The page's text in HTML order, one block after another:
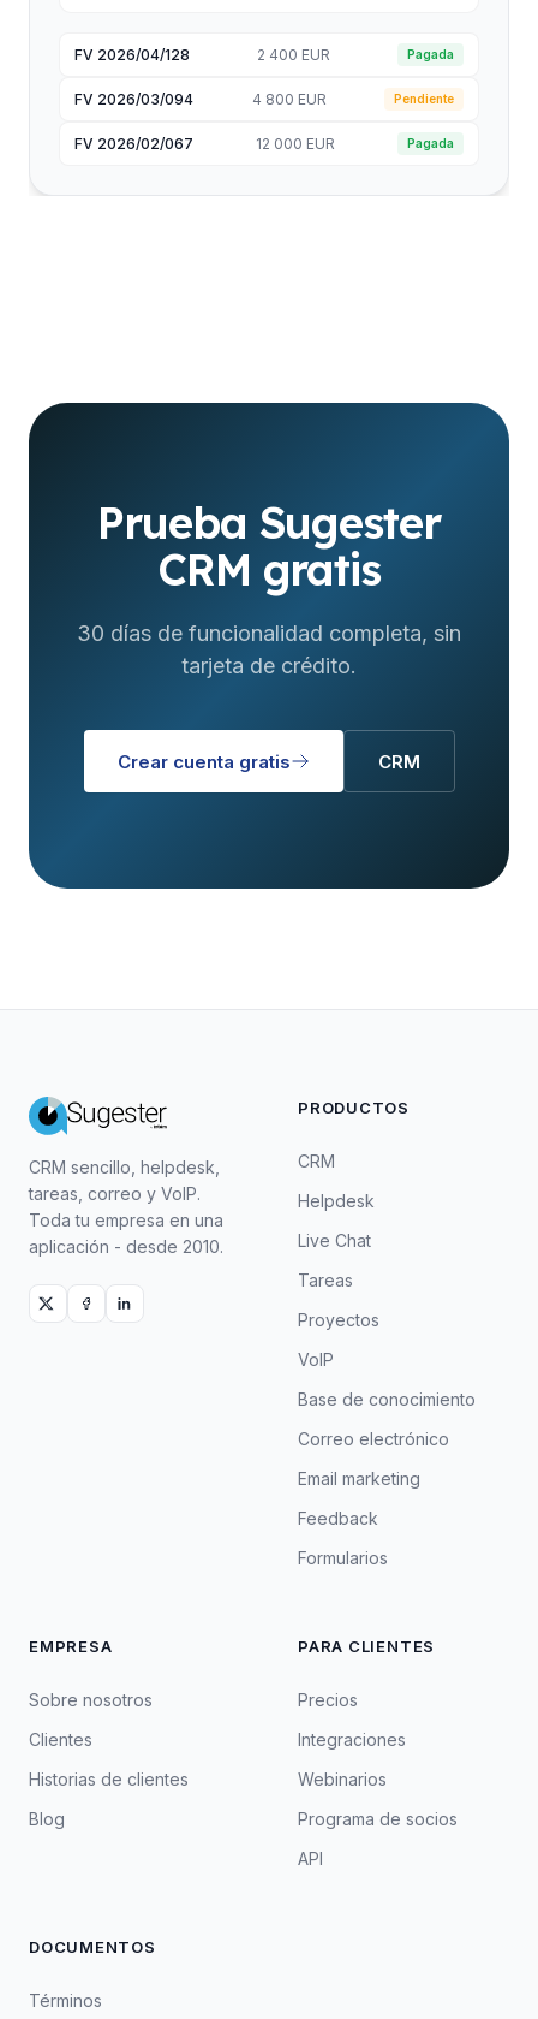
FV 2026/04/128 2 400 EUR Pagada
FV 2026/03/094 4 800 EUR Pendiente
FV 2026/02/067 12 000 EUR Pagada
Prueba Sugester
CRM gratis
30 días de funcionalidad completa, sin
tarjeta de crédito.
Crear cuenta gratis CRM
CRM sencillo, helpdesk,
tareas, correo y VoIP.
Toda tu empresa en una
aplicación - desde 2010.
PRODUCTOS
CRM
Helpdesk
Live Chat
Tareas
Proyectos
VoIP
Base de conocimiento
Correo electrónico
Email marketing
Feedback
Formularios
EMPRESA
Sobre nosotros
Clientes
Historias de clientes
Blog
PARA CLIENTES
Precios
Integraciones
Webinarios
Programa de socios
API
DOCUMENTOS
Términos